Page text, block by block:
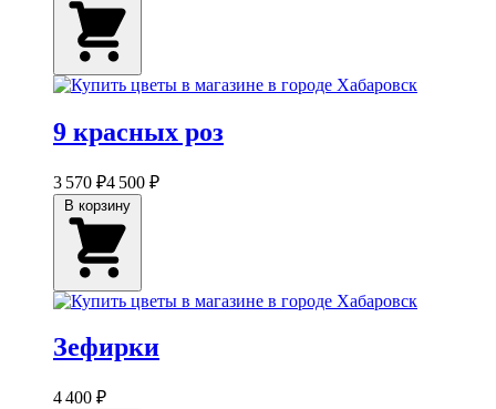
9 красных роз
3 570 ₽4 500 ₽
Зефирки
4 400 ₽